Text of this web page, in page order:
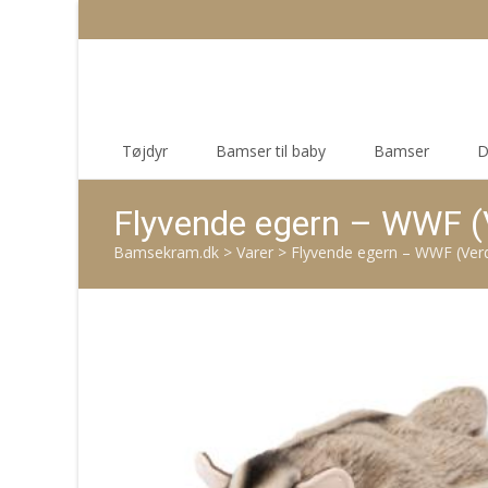
Tøjdyr Bamser til baby Bamser
Flyvende egern – WWF
Bamsekram.dk > Varer > Flyvende egern – WWF